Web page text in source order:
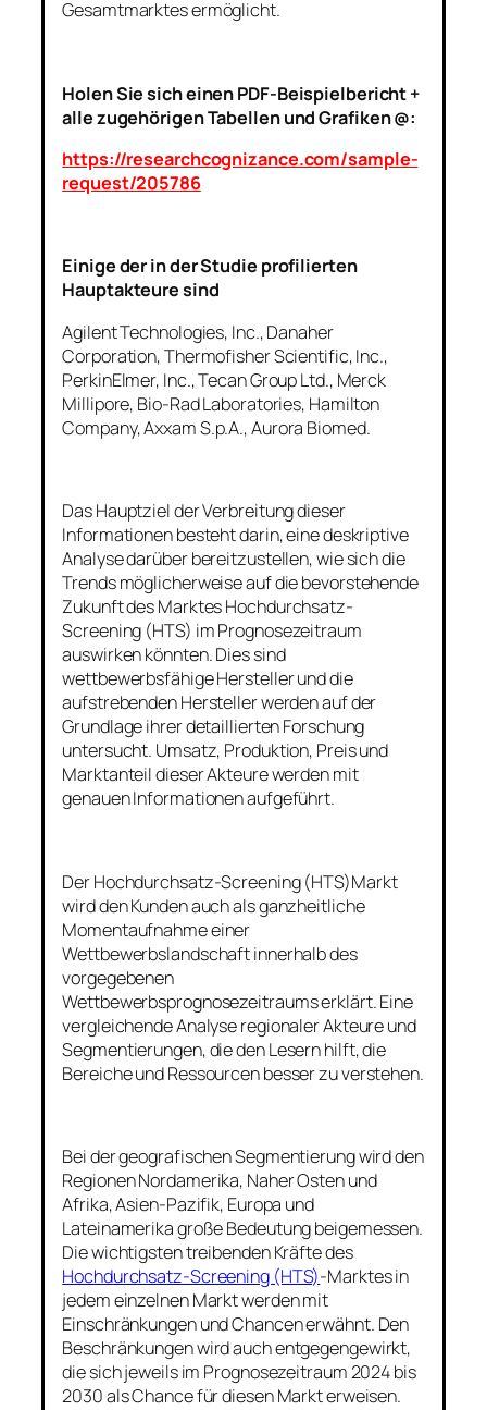
Gesamtmarktes ermöglicht.
Holen Sie sich einen PDF-Beispielbericht +
alle zugehörigen Tabellen und Grafiken @:
https://researchcognizance.com/sample-
request/205786
Einige der in der Studie profilierten
Hauptakteure sind
Agilent Technologies, Inc., Danaher
Corporation, Thermofisher Scientific, Inc.,
PerkinElmer, Inc., Tecan Group Ltd., Merck
Millipore, Bio-Rad Laboratories, Hamilton
Company, Axxam S.p.A., Aurora Biomed.
Das Hauptziel der Verbreitung dieser
Informationen besteht darin, eine deskriptive
Analyse darüber bereitzustellen, wie sich die
Trends möglicherweise auf die bevorstehende
Zukunft des Marktes Hochdurchsatz-
Screening (HTS) im Prognosezeitraum
auswirken könnten. Dies sind
wettbewerbsfähige Hersteller und die
aufstrebenden Hersteller werden auf der
Grundlage ihrer detaillierten Forschung
untersucht. Umsatz, Produktion, Preis und
Marktanteil dieser Akteure werden mit
genauen Informationen aufgeführt.
Der Hochdurchsatz-Screening (HTS)Markt
wird den Kunden auch als ganzheitliche
Momentaufnahme einer
Wettbewerbslandschaft innerhalb des
vorgegebenen
Wettbewerbsprognosezeitraums erklärt. Eine
vergleichende Analyse regionaler Akteure und
Segmentierungen, die den Lesern hilft, die
Bereiche und Ressourcen besser zu verstehen.
Bei der geografischen Segmentierung wird den
Regionen Nordamerika, Naher Osten und
Afrika, Asien-Pazifik, Europa und
Lateinamerika große Bedeutung beigemessen.
Die wichtigsten treibenden Kräfte des
Hochdurchsatz-Screening (HTS)-Marktes in
jedem einzelnen Markt werden mit
Einschränkungen und Chancen erwähnt. Den
Beschränkungen wird auch entgegengewirkt,
die sich jeweils im Prognosezeitraum 2024 bis
2030 als Chance für diesen Markt erweisen.